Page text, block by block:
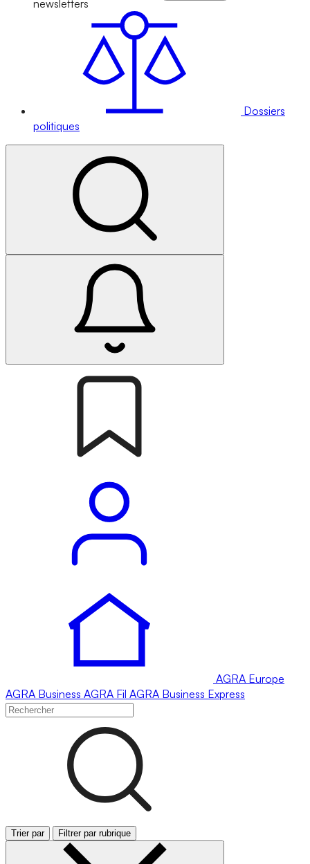
newsletters
Dossiers
politiques
AGRA Europe
AGRA Business AGRA Fil AGRA Business Express
Trier par Filtrer par rubrique